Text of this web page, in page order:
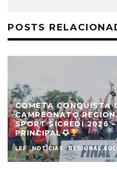
POSTS
COMETA CONQUISTA
CAMPEONATO
SPORT SICREDI 2026
PRINCIPAL
LEF NOTÍCIAS REGIONAL